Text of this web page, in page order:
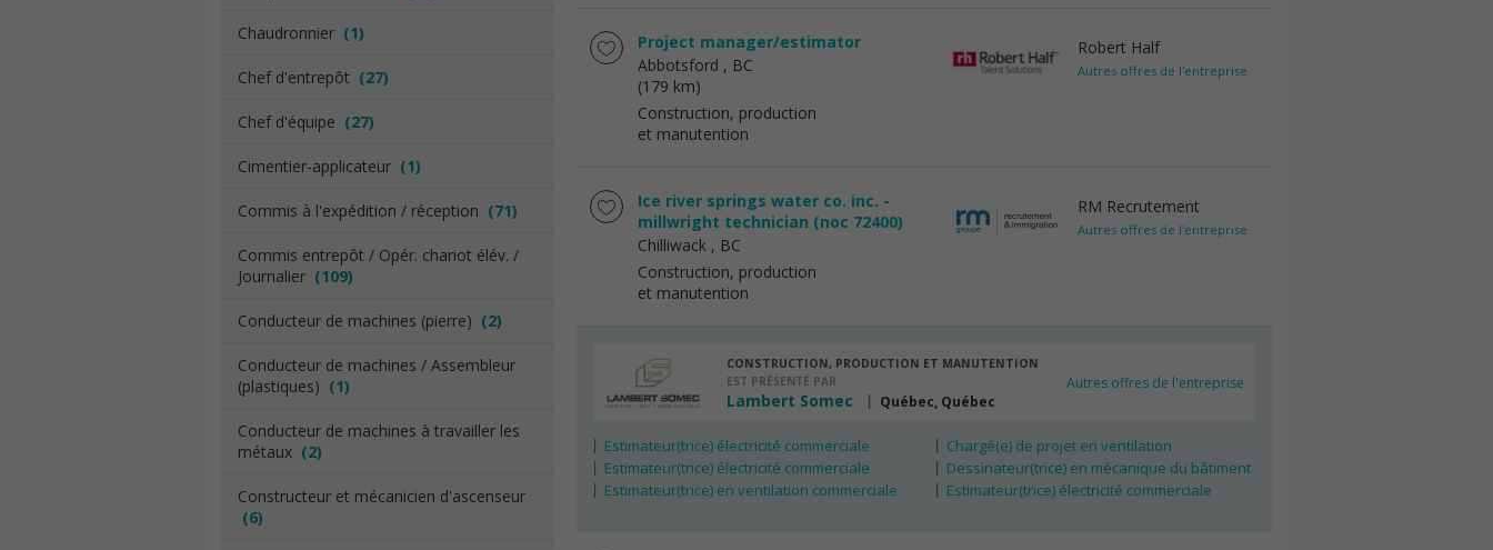
Chaudronnier (1)
Chef d'entrepôt (27)
Chef d'équipe (27)
Cimentier-applicateur (1)
Commis à l'expédition / réception (71)
Commis entrepôt / Opér. chariot élév. /
Journalier (109)
Conducteur de machines (pierre) (2)
Conducteur de machines / Assembleur
(plastiques) (1)
Conducteur de machines à travailler les
métaux (2)
Constructeur et mécanicien d'ascenseur
(6)
Project manager/estimator
Abbotsford , BC
(179 km)
Construction, production
et manutention
Robert Half
Autres offres de l'entreprise
Ice river springs water co. inc. -
millwright technician (noc 72400)
Chilliwack , BC
Construction, production
et manutention
RM Recrutement
Autres offres de l'entreprise
CONSTRUCTION, PRODUCTION ET MANUTENTION
EST PRÉSENTÉ PAR
Lambert Somec Québec, Québec
Autres offres de l'entreprise
Estimateur(trice) électricité commerciale
Estimateur(trice) électricité commerciale
Estimateur(trice) en ventilation commerciale
Chargé(e) de projet en ventilation
Dessinateur(trice) en mécanique du bâtiment
Estimateur(trice) électricité commerciale